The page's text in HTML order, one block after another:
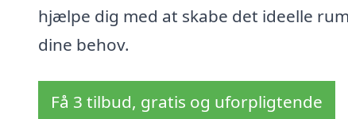
hjælpe dig med at skabe det ideelle
dine behov.
Få 3 tilbud, gratis og uforpligtende